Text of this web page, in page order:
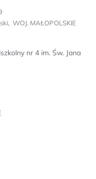
, WOJ. MAŁOPOLSKIE
nr 4 im. Św. Jana